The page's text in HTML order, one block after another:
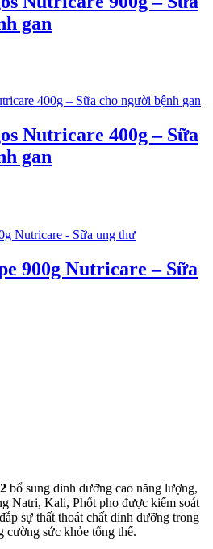
gan
Nutricare 400g – Sữa
gan
900g Nutricare – Sữa
bổ sung dinh dưỡng cao năng lượng,
Natri, Kali, Phốt pho được kiểm soát
sự thất thoát chất dinh dưỡng trong
cường sức khỏe tổng thể.